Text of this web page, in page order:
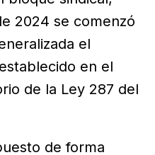
2024 se comenzó
el
en el
de la Ley 287 del
de forma